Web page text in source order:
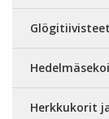
Glögitiivisteet
Herkkukorit